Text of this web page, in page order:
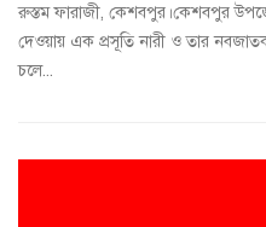
রুস্তম ফারাজী, কেশবপুর।কেশবপুর
দেওয়ায় এক প্রসূতি নারী ও তার
চলে...